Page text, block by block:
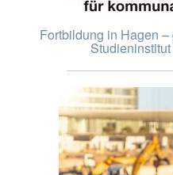
Fortbildung in Hagen